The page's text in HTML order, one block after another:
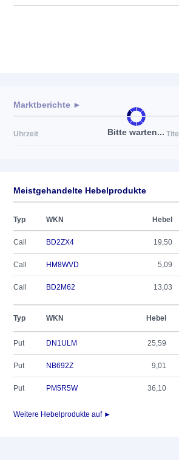
Bitte warten...
Marktberichte ►
Uhrzeit Titel
Meistgehandelte Hebelprodukte
Typ WKN Hebel
Call BD2ZX4 19,50
Call HM8WVD 5,09
Call BD2M62 13,03
Typ WKN Hebel
Put DN1ULM 25,59
Put NB692Z 9,01
Put PM5R5W 36,10
Weitere Hebelprodukte auf ►